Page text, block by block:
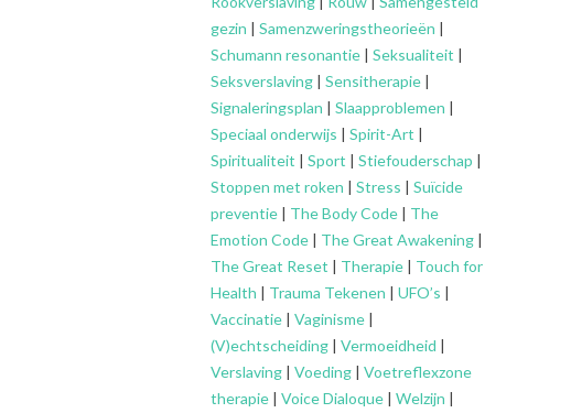
gezin | Samenzweringstheorieën |
Schumann resonantie | Seksualiteit |
Seksverslaving | Sensitherapie |
Signaleringsplan | Slaapproblemen |
Speciaal onderwijs | Spirit-Art |
Spiritualiteit | Sport | Stiefouderschap |
Stoppen met roken | Stress | Suïcide
preventie | The Body Code | The
Emotion Code | The Great Awakening |
The Great Reset | Therapie | Touch for
Health | Trauma Tekenen | UFO’s |
Vaccinatie | Vaginisme |
(V)echtscheiding | Vermoeidheid |
Verslaving | Voeding | Voetreflexzone
therapie | Voice Dialoque | Welzijn |